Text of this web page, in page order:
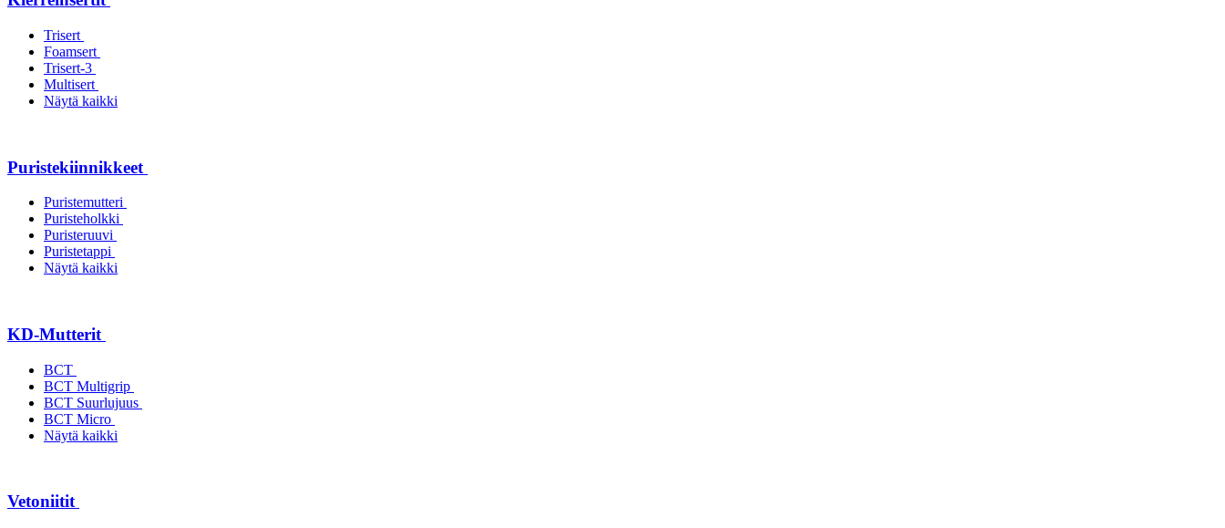
Trisert
Foamsert
Trisert-3
Multisert
Näytä kaikki
Puristekiinnikkeet
Puristemutteri
Puristeholkki
Puristeruuvi
Puristetappi
Näytä kaikki
KD-Mutterit
BCT
BCT Multigrip
BCT Suurlujuus
BCT Micro
Näytä kaikki
Vetoniitit